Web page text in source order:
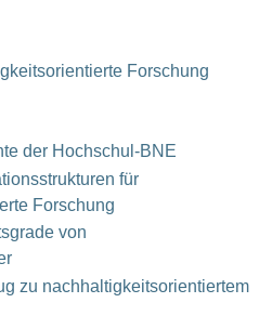
Forschung
der Hochschul-BNE
für
Forschung
von
zu nachhaltigkeitsorientiertem